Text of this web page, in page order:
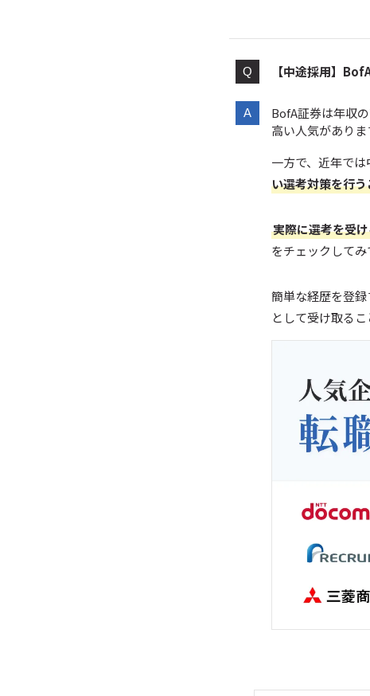
【中途採用】
BofA証券は年収
高い人気がありま
一方で、近年で
い選考対策を行
実際に選考を受
をチェックしてみ
簡単な経歴を登
として受け取る